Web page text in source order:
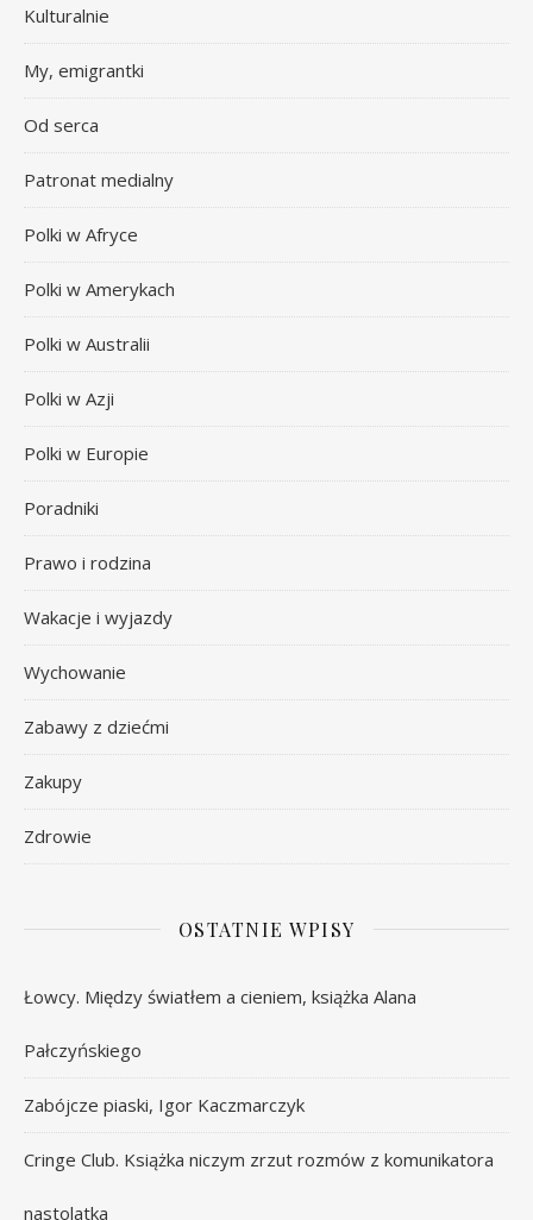
Kulturalnie
My, emigrantki
Od serca
Patronat medialny
Polki w Afryce
Polki w Amerykach
Polki w Australii
Polki w Azji
Polki w Europie
Poradniki
Prawo i rodzina
Wakacje i wyjazdy
Wychowanie
Zabawy z dziećmi
Zakupy
Zdrowie
OSTATNIE WPISY
Łowcy. Między światłem a cieniem, książka Alana
Pałczyńskiego
Zabójcze piaski, Igor Kaczmarczyk
Cringe Club. Książka niczym zrzut rozmów z komunikatora
nastolatka